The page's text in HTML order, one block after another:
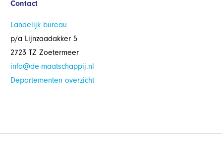
Contact
Landelijk bureau
p/a Lijnzaadakker 5
2723 TZ Zoetermeer
info@de-maatschappij.nl
Departementen overzicht